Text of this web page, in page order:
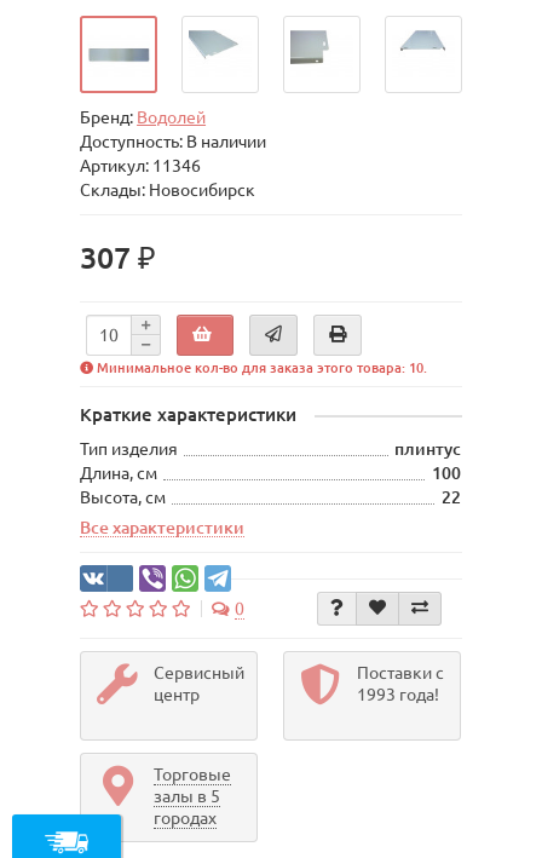
Бренд: Водолей
Доступность: В наличии
Артикул: 11346
Склады: Новосибирск
307 ₽
Минимальное кол-во для заказа этого товара: 10.
Краткие характеристики
Тип изделия
плинтус
Длина, см
100
Высота, см
22
Все характеристики
0
Сервисный
центр
Поставки с
1993 года!
Торговые
залы в 5
городах